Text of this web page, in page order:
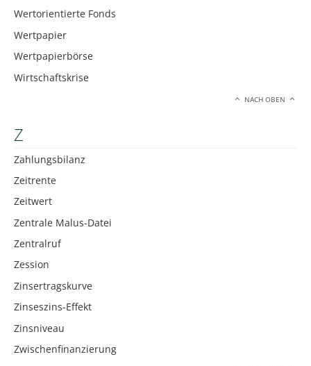
Wertorientierte Fonds
Wertpapier
Wertpapierbörse
Wirtschaftskrise
NACH OBEN
Z
Zahlungsbilanz
Zeitrente
Zeitwert
Zentrale Malus-Datei
Zentralruf
Zession
Zinsertragskurve
Zinseszins-Effekt
Zinsniveau
Zwischenfinanzierung